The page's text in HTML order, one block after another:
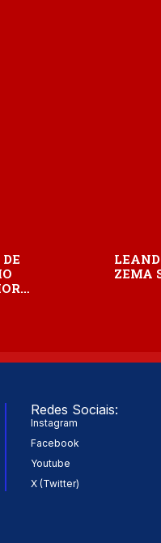
ZEMA
Redes Sociais:
Instagram
Facebook
Youtube
X (Twitter)